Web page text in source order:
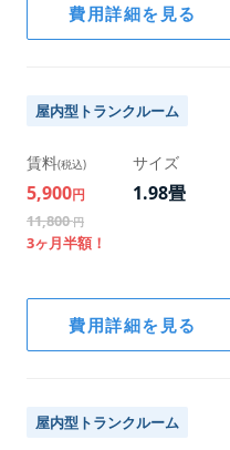
費用詳細を見る
屋内型トランクルーム
賃料(税込)
5,900円
11,800円
3ヶ月半額！
サイズ
1.98畳
階数
費用詳細を見る
屋内型トランクルーム